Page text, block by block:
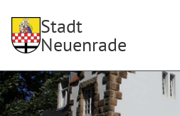
Stadt
Neuenrade